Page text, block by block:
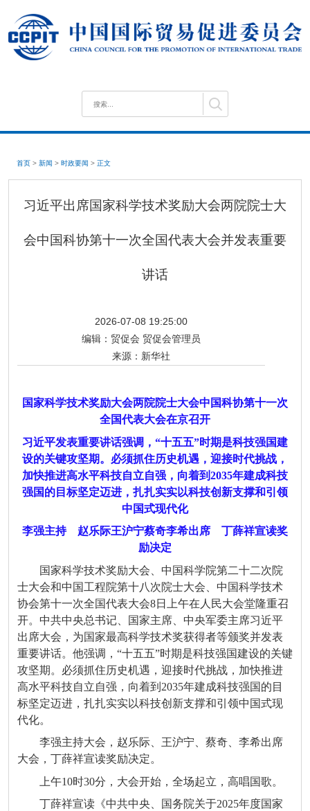
首页 > 新闻 > 时政要闻 > 正文
习近平出席国家科学技术奖励大会两院院士大
会中国科协第十一次全国代表大会并发表重要
讲话
2026-07-08 19:25:00
编辑： 贸促会 贸促会管理员
来源： 新华社
国家科学技术奖励大会两院院士大会中国科协第十一次
全国代表大会在京召开
习近平发表重要讲话强调，“十五五”时期是科技强国建
设的关键攻坚期。必须抓住历史机遇，迎接时代挑战，
加快推进高水平科技自立自强，向着到2035年建成科技
强国的目标坚定迈进，扎扎实实以科技创新支撑和引领
中国式现代化
李强主持 赵乐际王沪宁蔡奇李希出席 丁薛祥宣读奖
励决定
国家科学技术奖励大会、中国科学院第二十二次院
士大会和中国工程院第十八次院士大会、中国科学技术
协会第十一次全国代表大会8日上午在人民大会堂隆重召
开。中共中央总书记、国家主席、中央军委主席习近平
出席大会，为国家最高科学技术奖获得者等颁奖并发表
重要讲话。他强调，“十五五”时期是科技强国建设的关键
攻坚期。必须抓住历史机遇，迎接时代挑战，加快推进
高水平科技自立自强，向着到2035年建成科技强国的目
标坚定迈进，扎扎实实以科技创新支撑和引领中国式现
代化。
李强主持大会，赵乐际、王沪宁、蔡奇、李希出席
大会，丁薛祥宣读奖励决定。
上午10时30分，大会开始，全场起立，高唱国歌。
丁薛祥宣读《中共中央、国务院关于2025年度国家